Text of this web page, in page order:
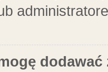
dodawać